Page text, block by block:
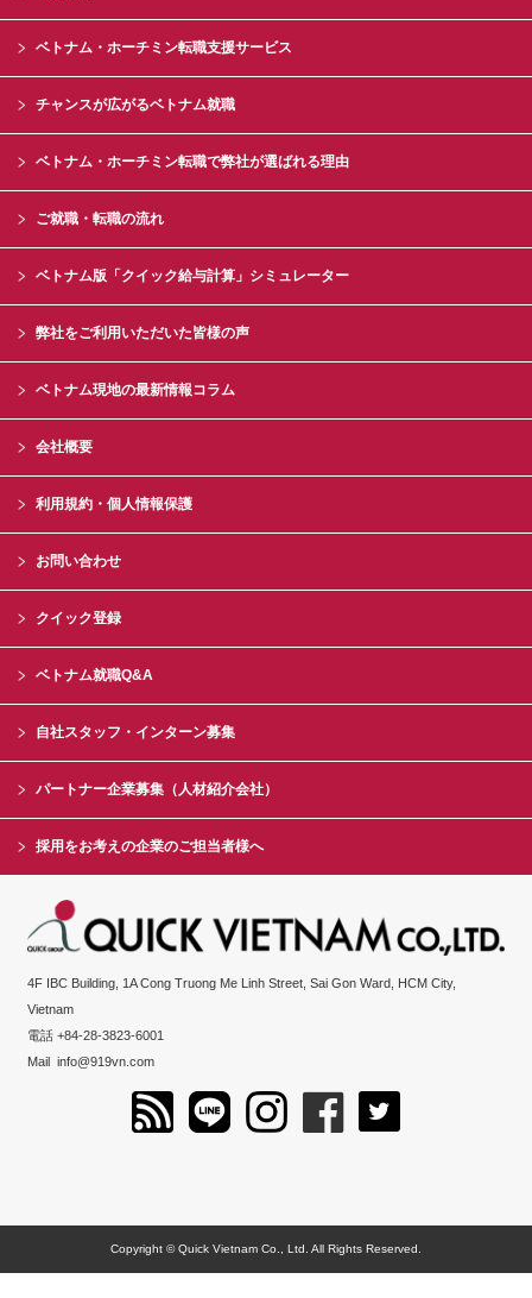
ベトナム・ホーチミン転職支援サービス
チャンスが広がるベトナム就職
ベトナム・ホーチミン転職で弊社が選ばれる理由
ご就職・転職の流れ
ベトナム版「クイック給与計算」シミュレーター
弊社をご利用いただいた皆様の声
ベトナム現地の最新情報コラム
会社概要
利用規約・個人情報保護
お問い合わせ
クイック登録
ベトナム就職Q&A
自社スタッフ・インターン募集
パートナー企業募集（人材紹介会社）
採用をお考えの企業のご担当者様へ
4F IBC Building, 1A Cong Truong Me Linh Street, Sai Gon Ward, HCM City,
Vietnam
電話 +84-28-3823-6001
Mailinfo@919vn.com
Copyright © Quick Vietnam Co., Ltd. All Rights Reserved.